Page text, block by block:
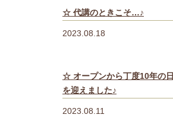
☆ 代講のときこそ…♪
2023.08.18
☆ オープンから丁度10年の日
を迎えました♪
2023.08.11